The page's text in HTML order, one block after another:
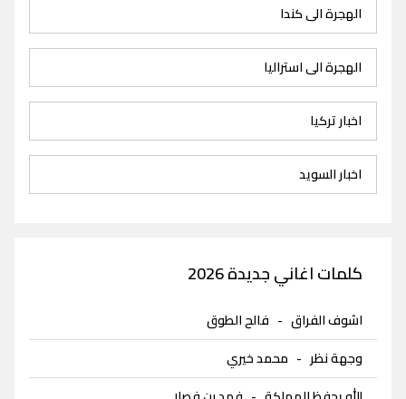
الهجرة الى كندا
الهجرة الى استراليا
اخبار تركيا
اخبار السويد
كلمات اغاني جديدة 2026
اشوف الفراق - فالح الطوق
وجهة نظر - محمد خيري